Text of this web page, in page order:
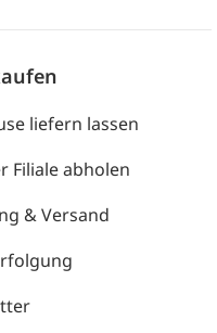
liefern lassen
Filiale abholen
& Versand